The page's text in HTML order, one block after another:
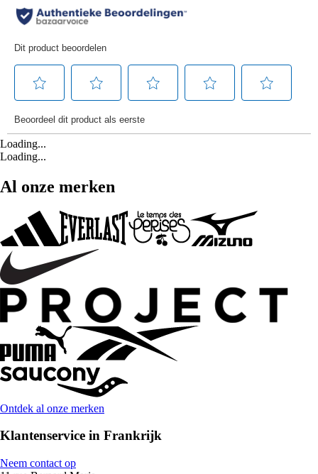
Loading...
Loading...
Al onze merken
Ontdek al onze merken
Klantenservice in Frankrijk
Neem contact op